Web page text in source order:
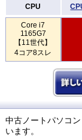
CPU
Core i7
1165G7
【11世代】
4コア8スレ
中古ノートパソコン
います。